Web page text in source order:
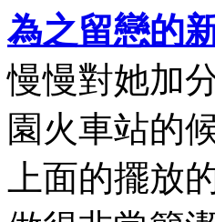
為之留戀的
慢慢對她加
園火車站的
上面的擺放